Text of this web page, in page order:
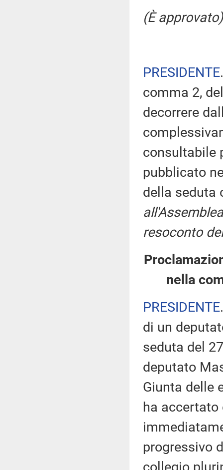
(È approvato)
PRESIDENTE
comma 2,
decorrere
consultabile
pubblicato
della seduta
resoconto
nella
PRESIDENTE
di un
seduta del
deputato
Giunta delle
ha accertato
progressivo